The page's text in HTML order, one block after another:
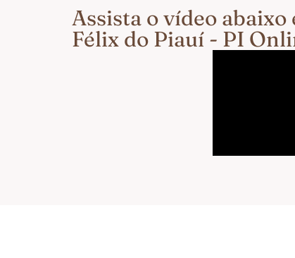
Assista o vídeo
Félix do Piauí - PI